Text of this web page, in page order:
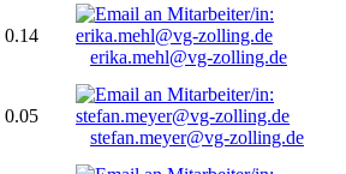
0.14
erika.mehl@vg-zolling.de
0.05
stefan.meyer@vg-zolling.de